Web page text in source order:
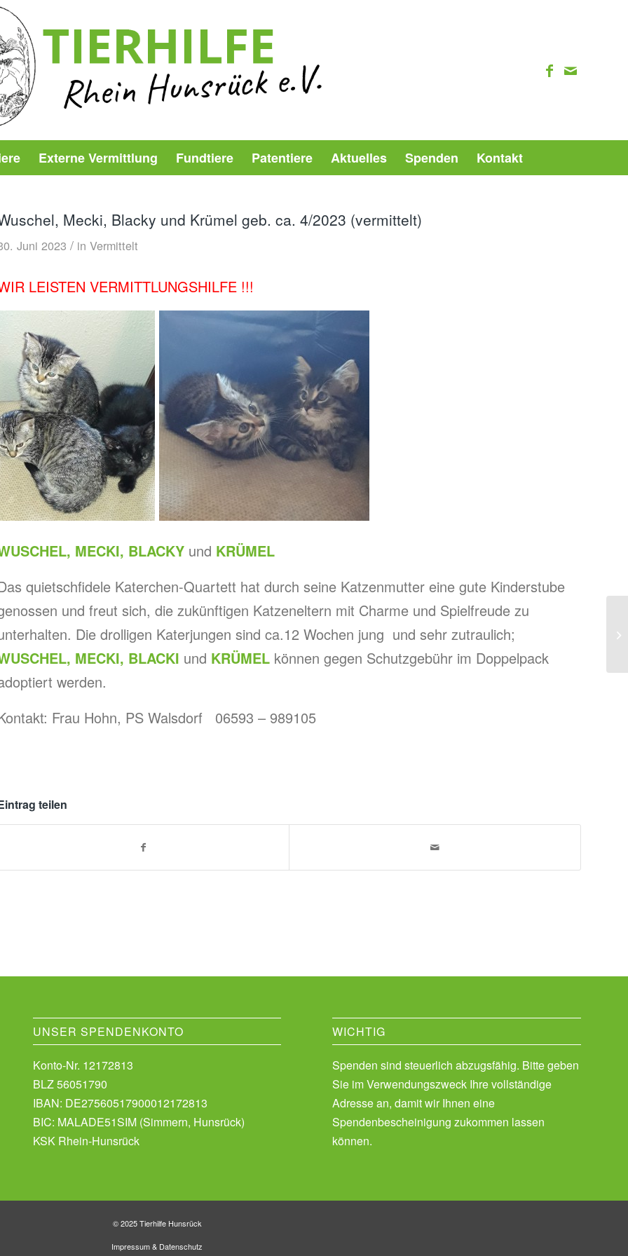
Externe Vermittlung Fundtiere Patentiere Aktuelles Spenden Kontakt
Mecki, Blacky und Krümel geb. ca. 4/2023 (vermittelt)
Juni 2023 / in Vermittelt
LEISTEN VERMITTLUNGSHILFE !!!
MECKI, BLACKYund KRÜMEL
quietschfidele Katerchen-Quartett hat durch seine Katzenmutter eine gute Kinderstube
und freut sich, die zukünftigen Katzeneltern mit Charme und Spielfreude zu
Die drolligen Katerjungen sind ca.12 Wochen jung und sehr zutraulich;
MECKI, BLACKI und KRÜMELkönnen gegen Schutzgebühr im Doppelpack
werden.
Frau Hohn, PS Walsdorf 06593 – 989105
teilen
UNSER SPENDENKONTO
Konto-Nr. 12172813
BLZ 56051790
IBAN: DE27560517900012172813
BIC: MALADE51SIM (Simmern, Hunsrück)
KSK Rhein-Hunsrück
WICHTIG
Spenden sind steuerlich abzugsfähig. Bitte geben
Sie im Verwendungszweck Ihre vollständige
Adresse an, damit wir Ihnen eine
Spendenbescheinigung zukommen lassen
können.
© 2025 Tierhilfe Hunsrück
Impressum& Datenschutz